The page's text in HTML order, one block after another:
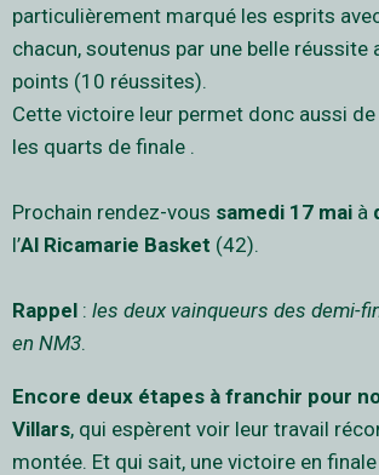
particulièrement marqué les esprits
chacun, soutenus par une belle réussite
points (10 réussites).
Cette victoire leur permet donc aussi
les quarts de finale .
Prochain rendez-vous samedi 17 mai à
l’Al Ricamarie Basket (42).
Rappel : les deux vainqueurs des demi-
en NM3.
Encore deux étapes à franchir pour
Villars, qui espèrent voir leur travail
montée. Et qui sait, une victoire en